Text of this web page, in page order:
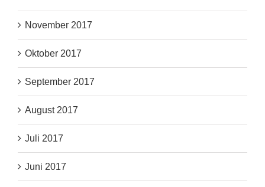
November 2017
Oktober 2017
September 2017
August 2017
Juli 2017
Juni 2017